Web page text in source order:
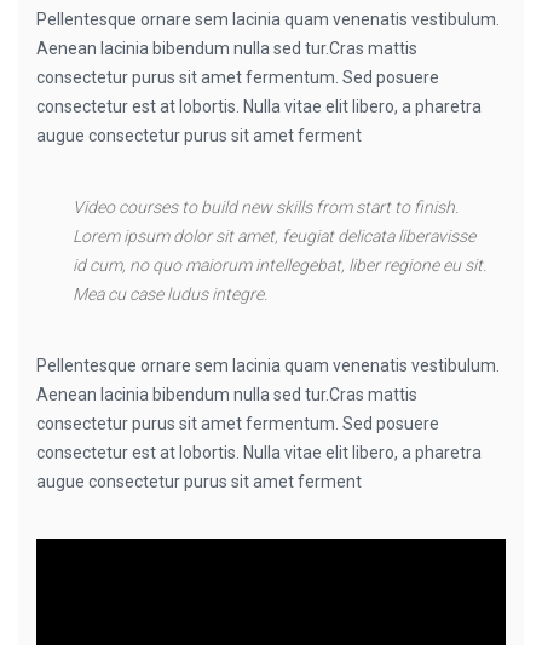
Pellentesque ornare sem lacinia quam venenatis vestibulum.
Aenean lacinia bibendum nulla sed tur.Cras mattis
consectetur purus sit amet fermentum. Sed posuere
consectetur est at lobortis. Nulla vitae elit libero, a pharetra
augue consectetur purus sit amet ferment
Video courses to build new skills from start to finish.
Lorem ipsum dolor sit amet, feugiat delicata liberavisse
id cum, no quo maiorum intellegebat, liber regione eu sit.
Mea cu case ludus integre.
Pellentesque ornare sem lacinia quam venenatis vestibulum.
Aenean lacinia bibendum nulla sed tur.Cras mattis
consectetur purus sit amet fermentum. Sed posuere
consectetur est at lobortis. Nulla vitae elit libero, a pharetra
augue consectetur purus sit amet ferment